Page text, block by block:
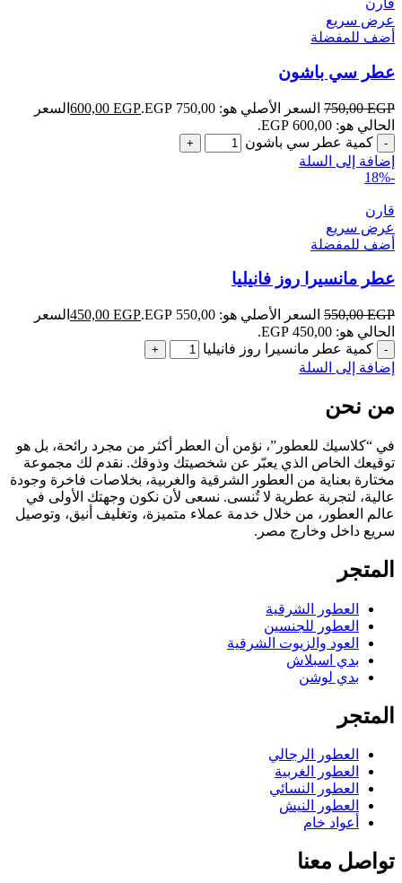
قارن
عرض سريع
أضف للمفضلة
عطر سي باشون
750,00EGP السعر الأصلي هو: 750,00 EGP. 600,00 EGP
السعر
الحالي هو: 600,00 EGP.
كمية عطر سي باشون
إضافة إلى السلة
-18%
قارن
عرض سريع
أضف للمفضلة
عطر مانسيرا روز فانيليا
550,00EGP السعر الأصلي هو: 550,00 EGP. 450,00 EGP
السعر
الحالي هو: 450,00 EGP.
كمية عطر مانسيرا روز فانيليا
إضافة إلى السلة
من نحن
في “كلاسيك للعطور”، نؤمن أن العطر أكثر من مجرد رائحة، بل هو
توقيعك الخاص الذي يعبّر عن شخصيتك وذوقك. نقدم لك مجموعة
مختارة بعناية من العطور الشرقية والغربية، بخلاصات فاخرة وجودة
عالية، لتجربة عطرية لا تُنسى. نسعى لأن نكون وجهتك الأولى في
عالم العطور، من خلال خدمة عملاء متميزة، وتغليف أنيق، وتوصيل
سريع داخل وخارج مصر.
المتجر
العطور الشرقية
العطور للجنسين
العود والزيوت الشرقية
بدي اسبلاش
بدي لوشن
المتجر
العطور الرجالي
العطور الغربية
العطور النسائي
العطور النيش
أعواد خام
تواصل معنا